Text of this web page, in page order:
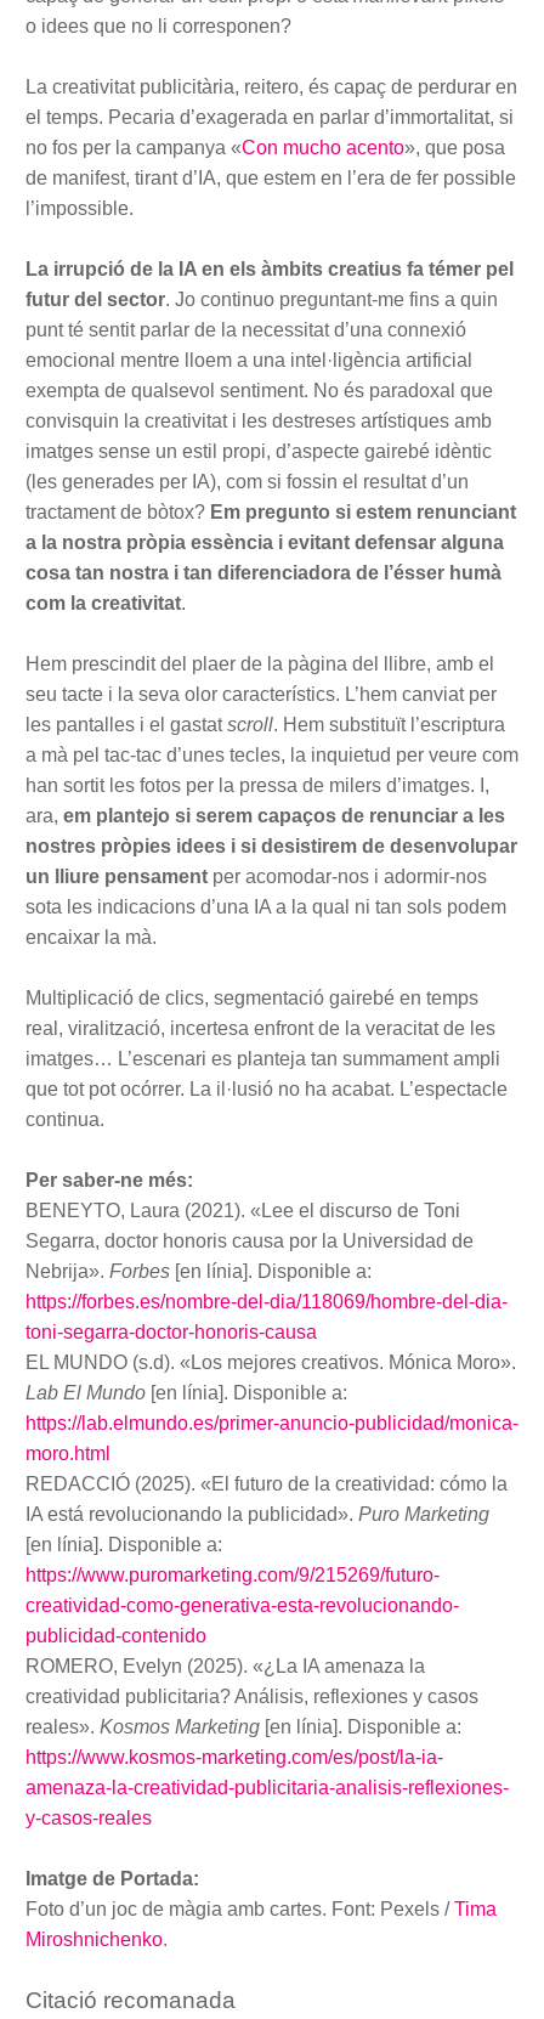
o idees que no li corresponen?
La creativitat publicitària, reitero, és capaç de perdurar en
el temps. Pecaria d’exagerada en parlar d’immortalitat, si
no fos per la campanya «Con mucho acento», que posa
de manifest, tirant d’IA, que estem en l’era de fer possible
l’impossible.
La irrupció de la IA en els àmbits creatius fa témer pel
futur del sector. Jo continuo preguntant-me fins a quin
punt té sentit parlar de la necessitat d’una connexió
emocional mentre lloem a una intel·ligència artificial
exempta de qualsevol sentiment. No és paradoxal que
convisquin la creativitat i les destreses artístiques amb
imatges sense un estil propi, d’aspecte gairebé idèntic
(les generades per IA), com si fossin el resultat d’un
tractament de bòtox? Em pregunto si estem renunciant
a la nostra pròpia essència i evitant defensar alguna
cosa tan nostra i tan diferenciadora de l’ésser humà
com la creativitat.
Hem prescindit del plaer de la pàgina del llibre, amb el
seu tacte i la seva olor característics. L’hem canviat per
les pantalles i el gastatscroll. Hem substituït l’escriptura
a mà pel tac-tac d’unes tecles, la inquietud per veure com
han sortit les fotos per la pressa de milers d’imatges. I,
ara, em plantejo si serem capaços de renunciar a les
nostres pròpies idees i si desistirem de desenvolupar
un lliure pensament per acomodar-nos i adormir-nos
sota les indicacions d’una IA a la qual ni tan sols podem
encaixar la mà.
Multiplicació de clics, segmentació gairebé en temps
real, viralització, incertesa enfront de la veracitat de les
imatges… L’escenari es planteja tan summament ampli
que tot pot ocórrer. La il·lusió no ha acabat. L’espectacle
continua.
Per saber-ne més:
BENEYTO, Laura (2021). «Lee el discurso de Toni
Segarra, doctor honoris causa por la Universidad de
Nebrija». Forbes [en línia]. Disponible a:
https://forbes.es/nombre-del-dia/118069/hombre-del-dia-
toni-segarra-doctor-honoris-causa
EL MUNDO (s.d). «Los mejores creativos. Mónica Moro».
Lab El Mundo [en línia]. Disponible a:
https://lab.elmundo.es/primer-anuncio-publicidad/monica-
moro.html
REDACCIÓ (2025). «El futuro de la creatividad: cómo la
IA está revolucionando la publicidad». Puro Marketing
[en línia]. Disponible a:
https://www.puromarketing.com/9/215269/futuro-
creatividad-como-generativa-esta-revolucionando-
publicidad-contenido
ROMERO, Evelyn (2025). «¿La IA amenaza la
creatividad publicitaria? Análisis, reflexiones y casos
reales». Kosmos Marketing [en línia]. Disponible a:
https://www.kosmos-marketing.com/es/post/la-ia-
amenaza-la-creatividad-publicitaria-analisis-reflexiones-
y-casos-reales
Imatge de Portada:
Foto d’un joc de màgia amb cartes. Font: Pexels /Tima
Miroshnichenko.
Citació recomanada